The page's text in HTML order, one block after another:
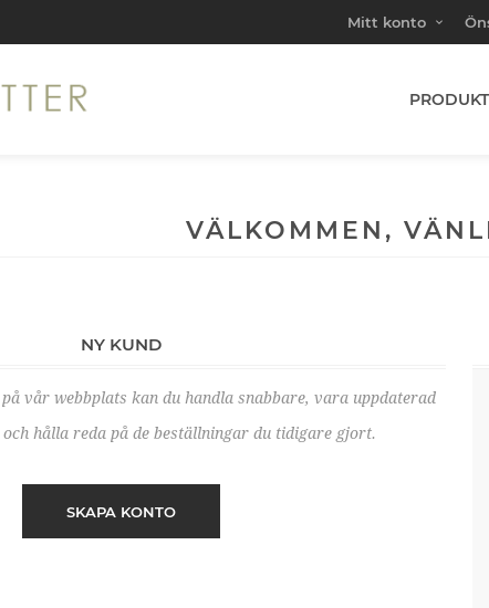
Mitt konto
VÄLKOMMEN,
NY KUND
vår webbplats kan du handla snabbare, vara uppdaterad
hålla reda på de beställningar du tidigare gjort.
SKAPA KONTO